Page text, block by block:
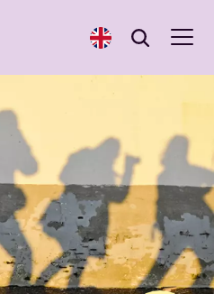
English Søk
Søk